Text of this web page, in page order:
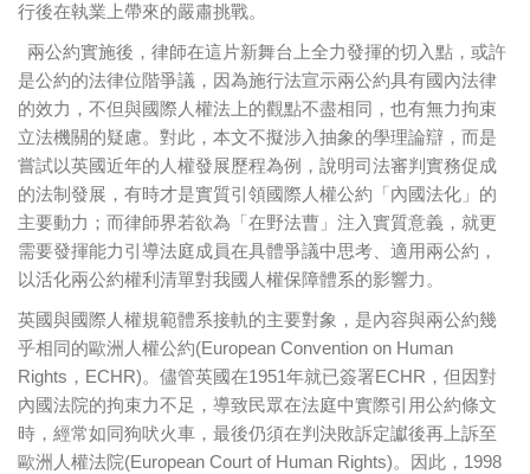
行後在執業上帶來的嚴肅挑戰。
兩公約實施後，律師在這片新舞台上全力發揮的切入點，或許
是公約的法律位階爭議，因為施行法宣示兩公約具有國內法律
的效力，不但與國際人權法上的觀點不盡相同，也有無力拘束
立法機關的疑慮。對此，本文不擬涉入抽象的學理論辯，而是
嘗試以英國近年的人權發展歷程為例，說明司法審判實務促成
的法制發展，有時才是實質引領國際人權公約「內國法化」的
主要動力；而律師界若欲為「在野法曹」注入實質意義，就更
需要發揮能力引導法庭成員在具體爭議中思考、適用兩公約，
以活化兩公約權利清單對我國人權保障體系的影響力。
英國與國際人權規範體系接軌的主要對象，是內容與兩公約幾
乎相同的歐洲人權公約(European Convention on Human
Rights，ECHR)。儘管英國在1951年就已簽署ECHR，但因對
內國法院的拘束力不足，導致民眾在法庭中實際引用公約條文
時，經常如同狗吠火車，最後仍須在判決敗訴定讞後再上訴至
歐洲人權法院(European Court of Human Rights)。因此，1998